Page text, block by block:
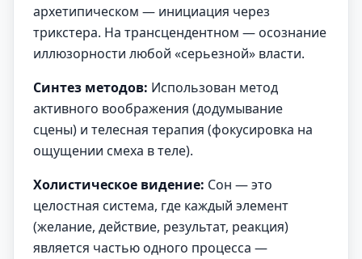
архетипическом — инициация через
трикстера. На трансцендентном — осознание
иллюзорности любой «серьезной» власти.
Синтез методов: Использован метод
активного воображения (додумывание
сцены) и телесная терапия (фокусировка на
ощущении смеха в теле).
Холистическое видение: Сон — это
целостная система, где каждый элемент
(желание, действие, результат, реакция)
является частью одного процесса —